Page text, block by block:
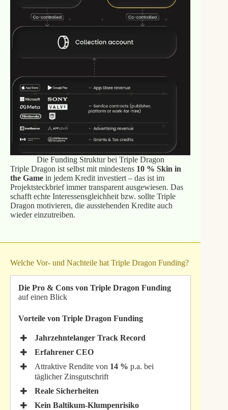
Die Funding Struktur bei Triple Dragon
Triple Dragon ist selbst mit mindestens 10 % Skin in
the Game in jedem Kredit investiert – das ist im
Projektsteckbrief immer transparent ausgewiesen. Das
schafft echte Interessensgleichheit bzw. sollte Triple
Dragon motivieren, die ausstehenden Kredite auch
wieder einzutreiben.
Welche Vor‑ und Nachteile hat Triple Dragon Funding?
Die Pro & Cons von Triple Dragon Funding
auf einen Blick
Vorteile von Triple Dragon Funding
Jahrzehntelanger Track Record
Erfahrener CEO
Attraktive Rendite von 14 % p.a. bei
täglicher Zinsgutschrift
Reale Sicherheiten
Kein Baltikum‑Klumpenrisiko